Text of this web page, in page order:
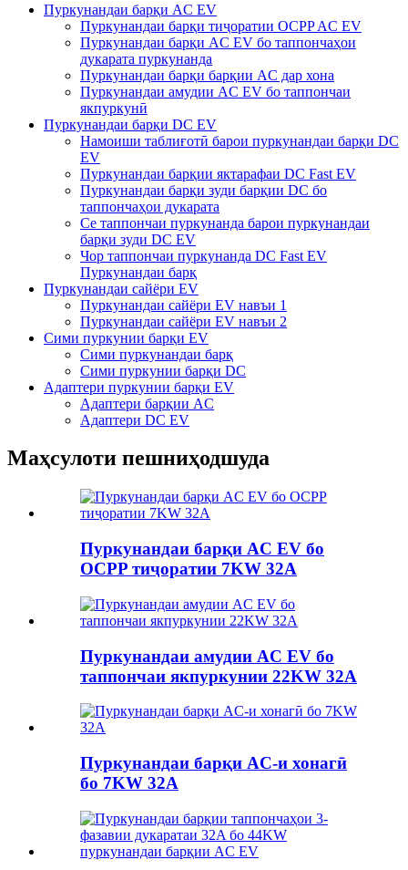
Пуркунандаи барқи AC EV
Пуркунандаи барқи тиҷоратии OCPP AC EV
Пуркунандаи барқи AC EV бо таппончаҳои
дукарата пуркунанда
Пуркунандаи барқи барқии AC дар хона
Пуркунандаи амудии AC EV бо таппончаи
якпуркунӣ
Пуркунандаи барқи DC EV
Намоиши таблиғотӣ барои пуркунандаи барқи DC
EV
Пуркунандаи барқии яктарафаи DC Fast EV
Пуркунандаи барқи зуди барқии DC бо
таппончаҳои дукарата
Се таппончаи пуркунанда барои пуркунандаи
барқи зуди DC EV
Чор таппончаи пуркунанда DC Fast EV
Пуркунандаи барқ
Пуркунандаи сайёри EV
Пуркунандаи сайёри EV навъи 1
Пуркунандаи сайёри EV навъи 2
Сими пуркунии барқи EV
Сими пуркунандаи барқ
Сими пуркунии барқи DC
Адаптери пуркунии барқи EV
Адаптери барқии AC
Адаптери DC EV
Маҳсулоти пешниҳодшуда
Пуркунандаи барқи AC EV бо
OCPP тиҷоратии 7KW 32A
Пуркунандаи амудии AC EV бо
таппончаи якпуркунии 22KW 32A
Пуркунандаи барқи AC-и хонагӣ
бо 7KW 32A